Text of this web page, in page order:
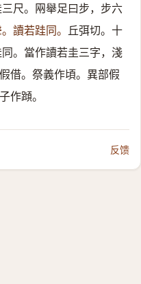
尺。㒳舉足曰步，步六
讀若跬同。 丘弭切。十
。當作讀若圭三字，淺
借。祭義作頃。異部假
作蹞。
反馈